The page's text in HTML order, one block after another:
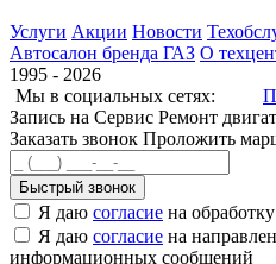
Услуги Акции Новости
Автосалон бренда ГАЗ О
1995 - 2026
Мы в социальных сетях:
Запись на Сервис Ремонт
Заказать звонок Проложить
Быстрый звонок
Я даю согласие на
Я даю согласие на
информационных сообщений